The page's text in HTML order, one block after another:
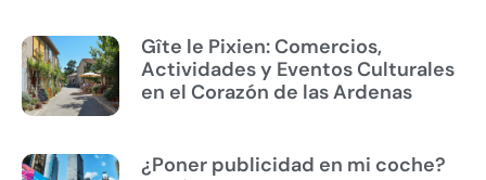
Gîte le Pixien: Comercios,
Actividades y Eventos Culturales
en el Corazón de las Ardenas
¿Poner publicidad en mi coche?